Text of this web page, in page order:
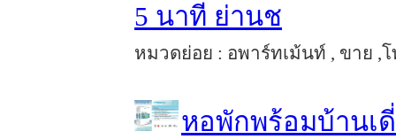
5 นาที ย่านช
หมวดย่อย : อพาร์ทเม้นท์ , ขาย ,โ
หอพักพร้อมบ้านเ